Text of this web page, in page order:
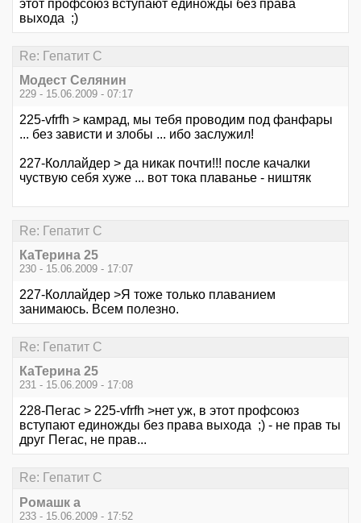
этот профсоюз вступают единожды без права
выхода ;)
Re: Гепатит С
Модест Селянин
229 - 15.06.2009 - 07:17
225-vfrfh > камрад, мы тебя проводим под фанфары
... без зависти и злобы ... ибо заслужил!
227-Коллайдер > да никак почти!!! после качалки
чуствую себя хуже ... вот тока плаванье - ништяк
Re: Гепатит С
КаТерина 25
230 - 15.06.2009 - 17:07
227-Коллайдер >Я тоже только плаванием
занимаюсь. Всем полезно.
Re: Гепатит С
КаТерина 25
231 - 15.06.2009 - 17:08
228-Пегас > 225-vfrfh >нет уж, в этот профсоюз
вступают единожды без права выхода ;) - не прав ты
друг Пегас, не прав...
Re: Гепатит С
Ромашк а
233 - 15.06.2009 - 17:52